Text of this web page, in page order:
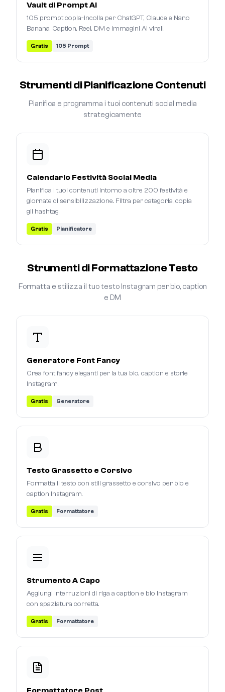
Vault di Prompt AI
105 prompt copia-incolla per ChatGPT, Claude e Nano
Banana. Caption, Reel, DM e immagini AI virali.
Gratis 105 Prompt
Strumenti di Pianificazione Contenuti
Pianifica e programma i tuoi contenuti social media
strategicamente
Calendario Festività Social Media
Pianifica i tuoi contenuti intorno a oltre 200 festività e
giornate di sensibilizzazione. Filtra per categoria, copia
gli hashtag.
Gratis Pianificatore
Strumenti di Formattazione Testo
Formatta e stilizza il tuo testo Instagram per bio, caption
e DM
Generatore Font Fancy
Crea font fancy eleganti per la tua bio, caption e storie
Instagram.
Gratis Generatore
Testo Grassetto e Corsivo
Formatta il testo con stili grassetto e corsivo per bio e
caption Instagram.
Gratis Formattatore
Strumento A Capo
Aggiungi interruzioni di riga a caption e bio Instagram
con spaziatura corretta.
Gratis Formattatore